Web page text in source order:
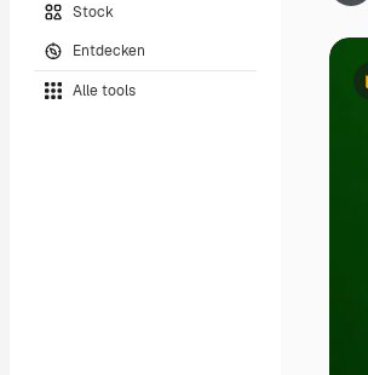
Stock
Entdecken
Alle tools